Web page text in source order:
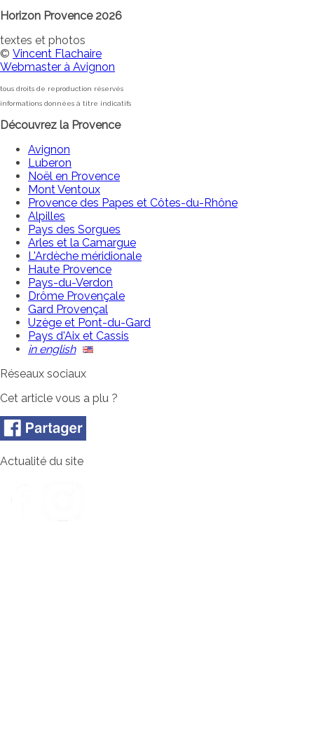
Horizon Provence 2026
textes et photos
© Vincent Flachaire
Webmaster à Avignon
tous droits de reproduction réservés
informations données à titre indicatifs
Découvrez la Provence
Avignon
Luberon
Noël en Provence
Mont Ventoux
Provence des Papes et Côtes-du-Rhône
Alpilles
Pays des Sorgues
Arles et la Camargue
L'Ardèche méridionale
Haute Provence
Pays-du-Verdon
Drôme Provençale
Gard Provençal
Uzège et Pont-du-Gard
Pays d'Aix et Cassis
in english
Réseaux sociaux
Cet article vous a plu ?
Actualité du site